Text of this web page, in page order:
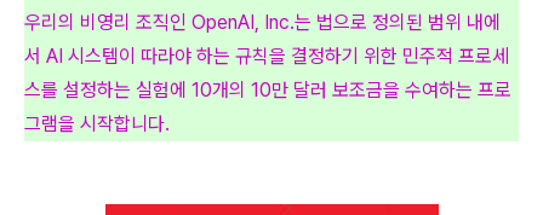
우리의 비영리 조직인 OpenAI, Inc.는 법으로 정의된 범위 내에
서 AI 시스템이 따라야 하는 규칙을 결정하기 위한 민주적 프로세
스를 설정하는 실험에 10개의 10만 달러 보조금을 수여하는 프로
그램을 시작합니다.